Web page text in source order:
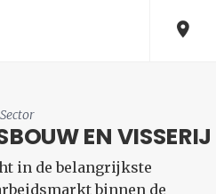
Sector
EN VISSERIJ
in de belangrijkste
binnen de